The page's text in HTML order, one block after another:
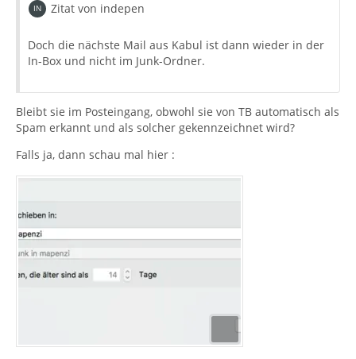
Zitat von indepen
Doch die nächste Mail aus Kabul ist dann wieder in der
In-Box und nicht im Junk-Ordner.
Bleibt sie im Posteingang, obwohl sie von TB automatisch als
Spam erkannt und als solcher gekennzeichnet wird?
Falls ja, dann schau mal hier :